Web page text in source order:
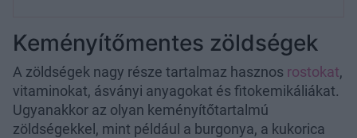
Keményítőmentes zöldségek
A zöldségek nagy része tartalmaz hasznos rostokat,
vitaminokat, ásványi anyagokat és fitokemikáliákat.
Ugyanakkor az olyan keményítőtartalmú
zöldségekkel, mint például a burgonya, a kukorica